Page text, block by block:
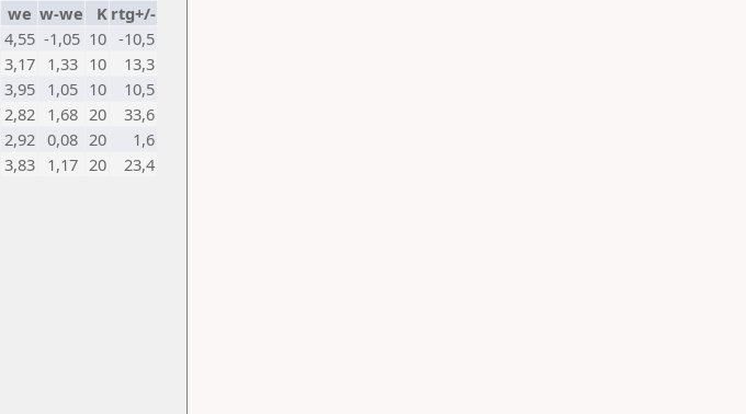
we w-we K rtg+/-
4,55 -1,05 10 -10,5
3,17 1,33 10
13,3
3,95 1,05 10
10,5
2,82 1,68 20
33,6
2,92 0,08 20
1,6
3,83 1,17 20 23,4